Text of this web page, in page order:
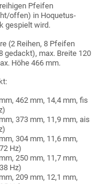
Pfeifen
offen) in Hoquetus-
gespielt wird.
(2 Reihen, 8 Pfeifen
gedackt), max. Breite 120
Höhe 466 mm.
462 mm, 14,4 mm, fis
373 mm, 11,9 mm, ais
304 mm, 11,6 mm,
Hz)
250 mm, 11,7 mm,
Hz)
209 mm, 12,1 mm,